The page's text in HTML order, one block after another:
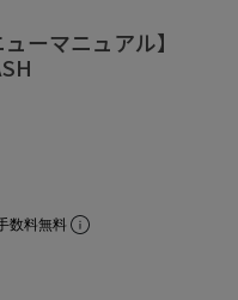
ーマニュアル】
数料無料